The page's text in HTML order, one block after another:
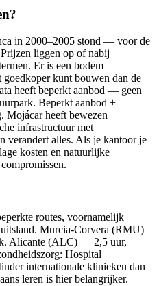
in 2000–2005 stond — voor de
liggen op of nabij
Er is een bodem —
kunt bouwen dan de
heeft beperkt aanbod — geen
Beperkt aanbod +
Mojácar heeft bewezen
infrastructuur met
verandert alles. Als je kantoor je
kosten en natuurlijke
routes, voornamelijk
Murcia-Corvera (RMU)
Alicante (ALC) — 2,5 uur,
Hospital
internationale klinieken dan
leren is hier belangrijker.